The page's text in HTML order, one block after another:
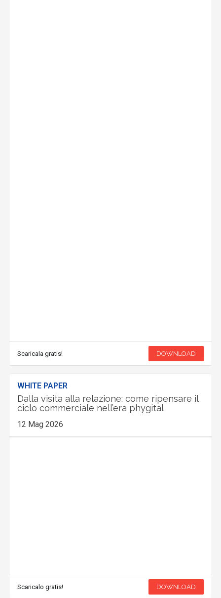
Scaricala gratis! DOWNLOAD
WHITE PAPER
Dalla visita alla relazione: come ripensare il
ciclo commerciale nell’era phygital
12 Mag 2026
Scaricalo gratis! DOWNLOAD